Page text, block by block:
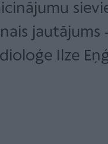
Ilze